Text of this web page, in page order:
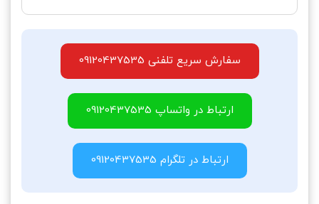
سفارش سریع تلفنی 09120437535
ارتباط در واتساپ 09120437535
ارتباط در تلگرام 09120437535